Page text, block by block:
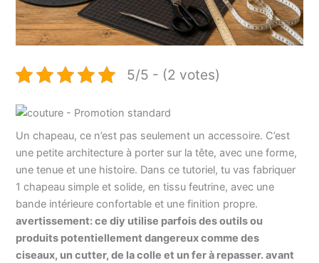
5/5 - (2 votes)
Un chapeau, ce n’est pas seulement un accessoire. C’est
une petite architecture à porter sur la tête, avec une forme,
une tenue et une histoire. Dans ce tutoriel, tu vas fabriquer
1 chapeau simple et solide, en tissu feutrine, avec une
bande intérieure confortable et une finition propre.
avertissement: ce diy utilise parfois des outils ou
produits potentiellement dangereux comme des
ciseaux, un cutter, de la colle et un fer à repasser. avant